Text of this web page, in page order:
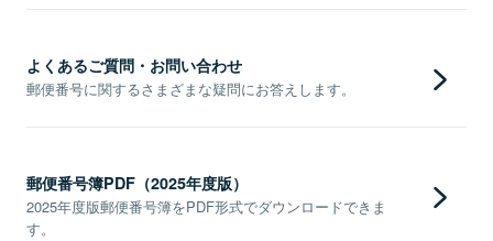
よくあるご質問・お問い合わせ
郵便番号に関するさまざまな疑問にお答えします。
郵便番号簿PDF（2025年度版）
2025年度版郵便番号簿をPDF形式でダウンロードできま
す。